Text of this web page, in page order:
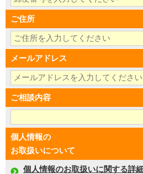
ご住所
メールアドレス
ご相談内容
個人情報の
お取扱いについて
個人情報のお取扱いに関する詳